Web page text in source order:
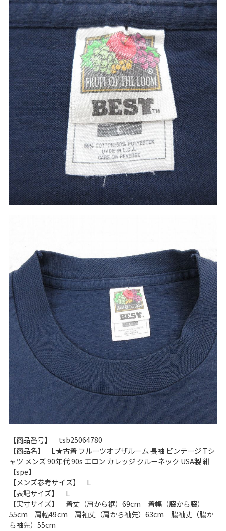
Tシャツ XS S M L XL
パンツ
W30以下 W31,W32
W33,W34 W35,W36
W37以上
Search by Maniacマニアックから探す
バンド
Tシャツ
アニメ
Tシャツ
映画
Tシャツ
USA製
ボロ ミリタリー
Search by Period年代から探す
90年代 80年代 70年代
60年代 50年代 40年代
すべての年代を見る
週刊ラッシュアウト新聞
メディア・イベント情報
Youtube 古着屋Rush Out チャンネル
スタッフコーディネート
【商品番号】 tsb25064780
【商品名】 L★古着 フルーツオブザルーム 長袖 ビンテージ Tシ
ャツ メンズ 90年代 90s エロン カレッジ クルーネック USA製 紺
【spe】
【メンズ参考サイズ】 L
【表記サイズ】 L
【実寸サイズ】 着丈（肩から裾）69cm 着幅（脇から脇）
55cm 肩幅49cm 肩袖丈（肩から袖先）63cm 脇袖丈（脇か
ら袖先）55cm